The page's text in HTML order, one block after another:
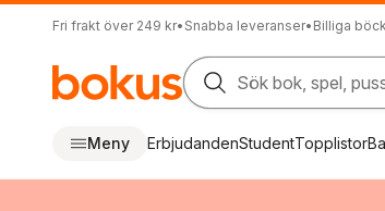
Fri frakt över 249 kr• Snabba leveranser• Billiga
Sök bok, spel,
Meny ErbjudandenStudentTopplistor